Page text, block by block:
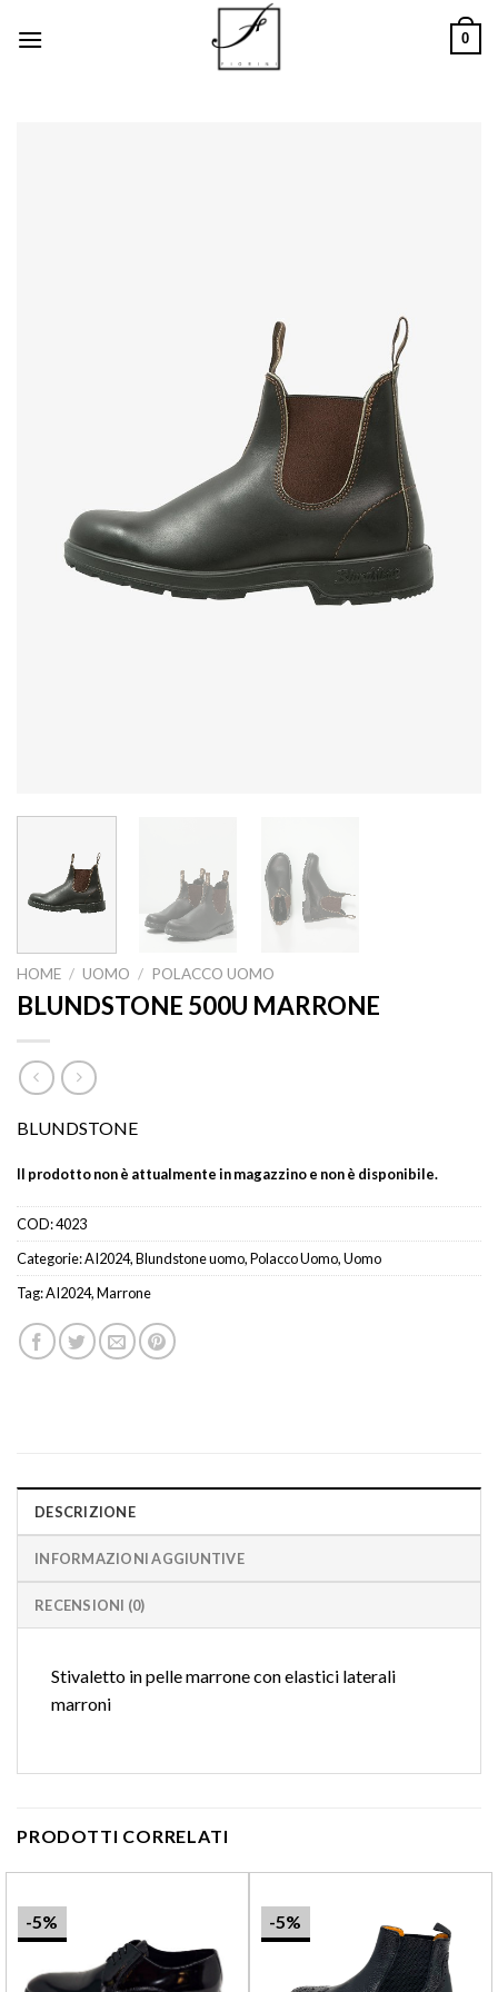
0
HOME / UOMO / POLACCO UOMO
BLUNDSTONE 500U MARRONE
BLUNDSTONE
Il prodotto non è attualmente in magazzino e non è disponibile.
COD:4023
Categorie:AI2024,Blundstone uomo,Polacco Uomo,Uomo
Tag:AI2024,Marrone
DESCRIZIONE
INFORMAZIONI AGGIUNTIVE
RECENSIONI (0)
Stivaletto in pelle marrone con elastici laterali
marroni
PRODOTTI CORRELATI
-5% -5%